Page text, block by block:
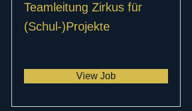
Teamleitung Zirkus für
(Schul-)Projekte
View Job